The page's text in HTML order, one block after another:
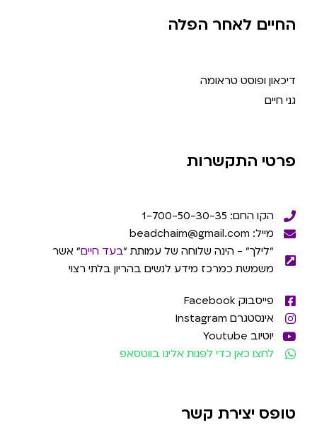
החיים לאחר הפלה
דיכאון ופוסט טראומה
גני חיים
פרטי התקשרות
הקו החם: 1-700-50-30-35
מייל: beadchaim@gmail.com
"לילך" - הינה שלוחה של עמותת "בעד חיים" אשר
משמשת כמרכז מידע לנשים בהריון בלתי רצוי
פייסבוק Facebook
אינסטגרם Instagram
יוטיוב Youtube
לחצו כאן כדי לפנות אלינו בווטסאפ
טופס יצירת קשר